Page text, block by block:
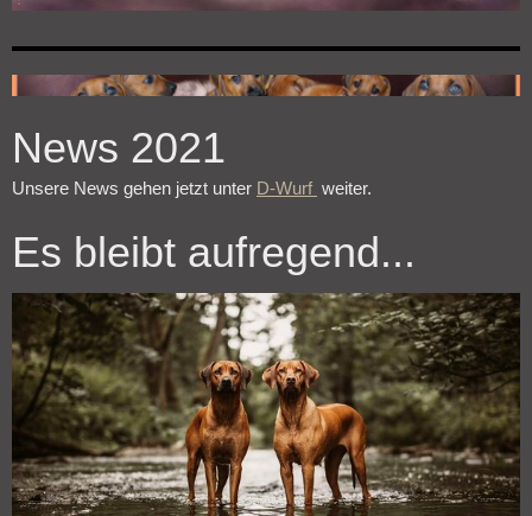
News 2021
Unsere News gehen jetzt unter D-Wurf weiter.
Es bleibt aufregend...